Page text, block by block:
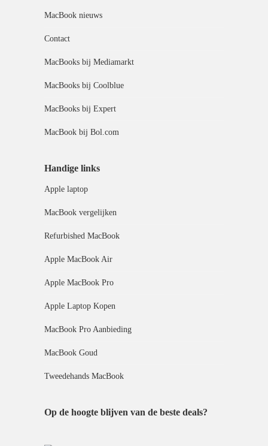
MacBook nieuws
Contact
MacBooks bij Mediamarkt
MacBooks bij Coolblue
MacBooks bij Expert
MacBook bij Bol.com
Handige links
Apple laptop
MacBook vergelijken
Refurbished MacBook
Apple MacBook Air
Apple MacBook Pro
Apple Laptop Kopen
MacBook Pro Aanbieding
MacBook Goud
Tweedehands MacBook
Op de hoogte blijven van de beste deals?